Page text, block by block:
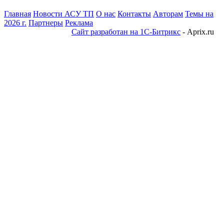
Главная Новости АСУ ТП О нас Контакты Авторам Темы на
2026 г. Партнеры Реклама
Сайт разработан на 1С-Битрикс - Aprix.ru